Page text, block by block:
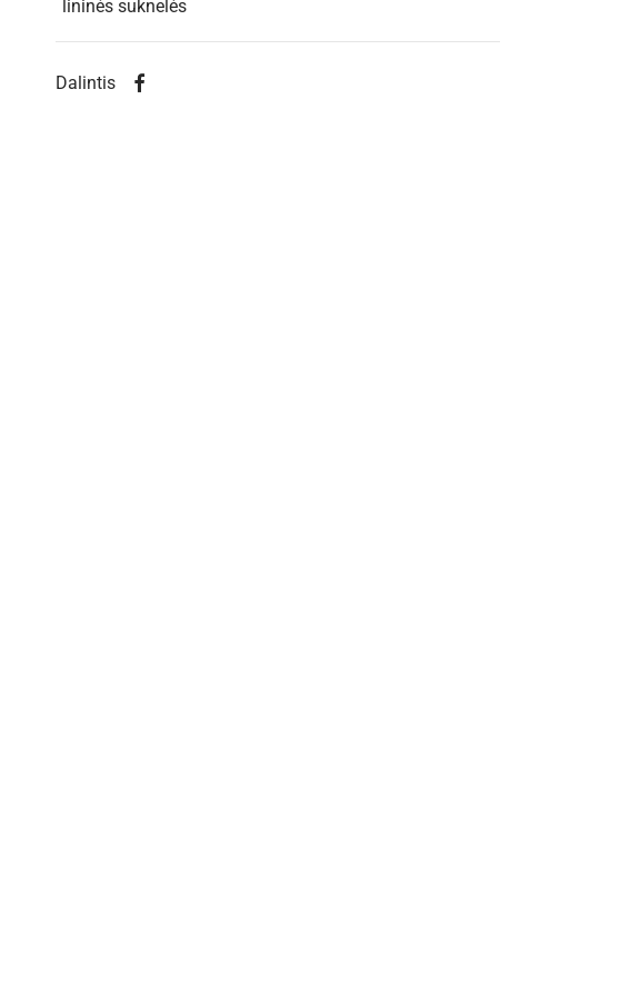
lininės suknelės
Dalintis